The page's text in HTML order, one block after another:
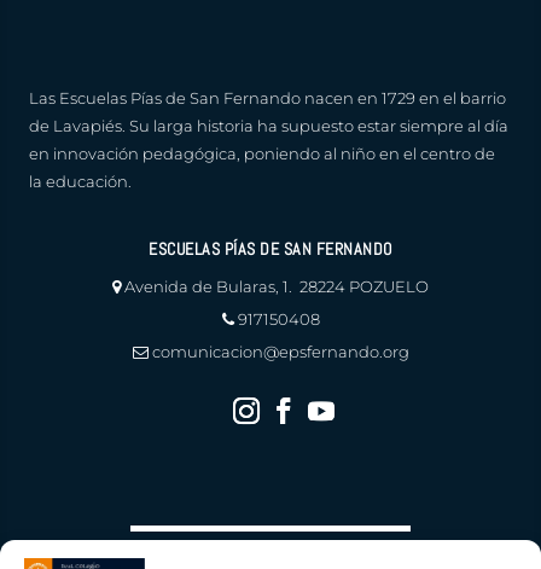
Las Escuelas Pías de San Fernando nacen en 1729 en el barrio
de Lavapiés. Su larga historia ha supuesto estar siempre al día
en innovación pedagógica, poniendo al niño en el centro de
la educación.
ESCUELAS PÍAS DE SAN FERNANDO
Avenida de Bularas, 1. 28224 POZUELO
917150408
comunicacion@epsfernando.org